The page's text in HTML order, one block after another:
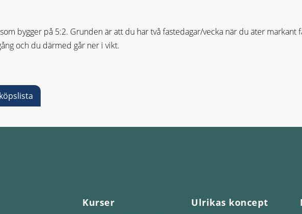
bygger på 5:2. Grunden är att du har två fastedagar/vecka när du äter markant
och du därmed går ner i vikt.
Kurser Ulrikas koncept